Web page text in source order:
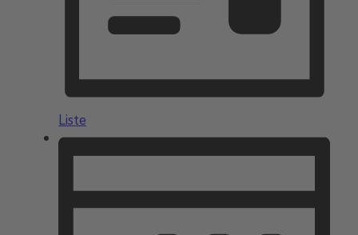
Liste